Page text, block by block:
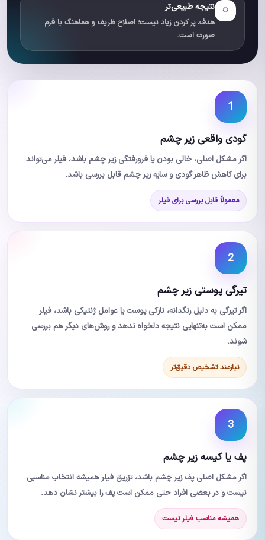
◌ نتیجه طبیعی‌تر
هدف، پر کردن زیاد نیست؛ اصلاح ظریف و هماهنگ با فرم
صورت است.
1
گودی واقعی زیر چشم
اگر مشکل اصلی، خالی بودن یا فرورفتگی زیر چشم باشد، فیلر می‌تواند
برای کاهش ظاهر گودی و سایه زیر چشم قابل بررسی باشد.
معمولاً قابل بررسی برای فیلر
2
تیرگی پوستی زیر چشم
اگر تیرگی به دلیل رنگدانه، نازکی پوست یا عوامل ژنتیکی باشد، فیلر
ممکن است به‌تنهایی نتیجه دلخواه ندهد و روش‌های دیگر هم بررسی
شوند.
نیازمند تشخیص دقیق‌تر
3
پف یا کیسه زیر چشم
اگر مشکل اصلی پف زیر چشم باشد، تزریق فیلر همیشه انتخاب مناسبی
نیست و در بعضی افراد حتی ممکن است پف را بیشتر نشان دهد.
همیشه مناسب فیلر نیست